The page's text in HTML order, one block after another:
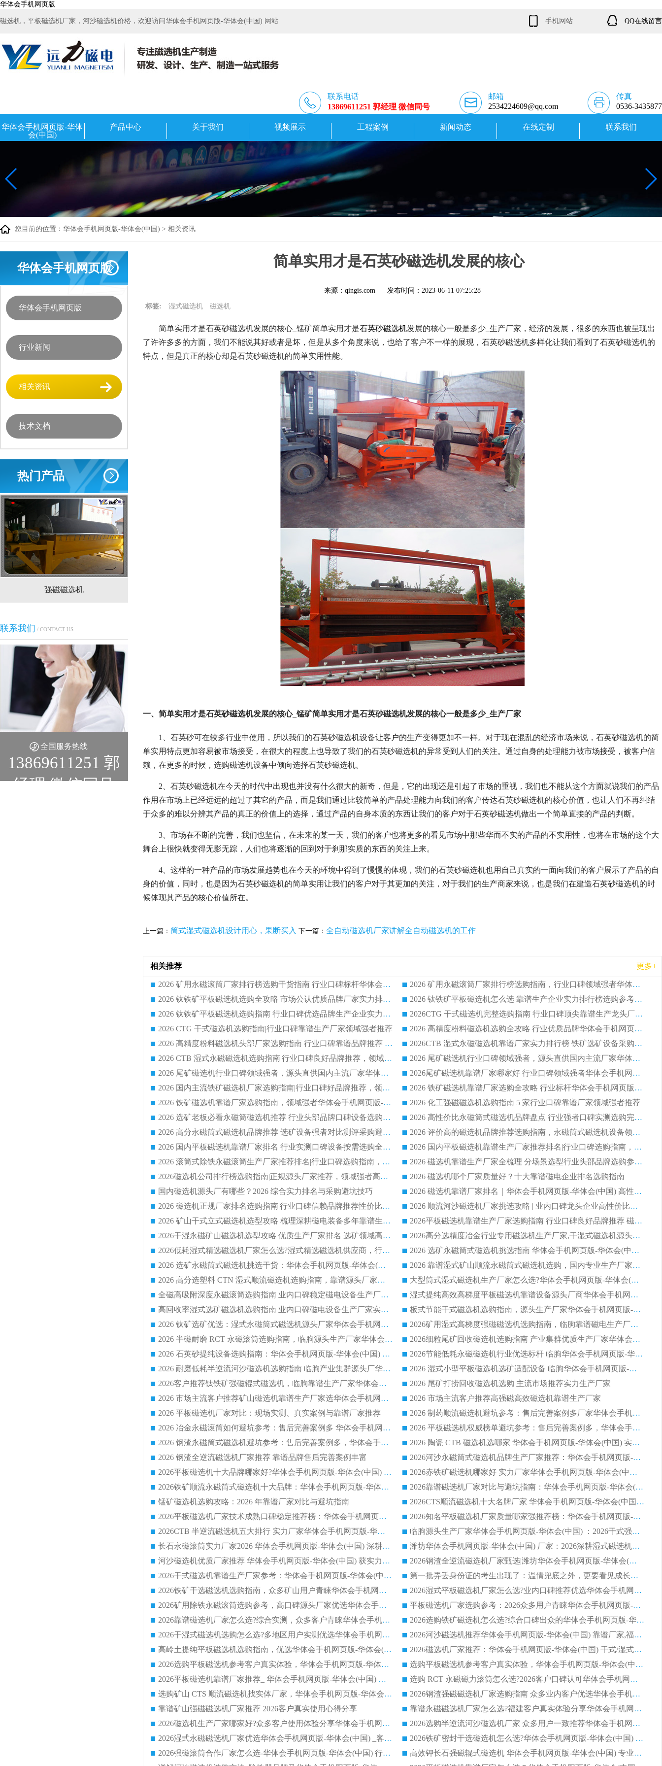
华体会手机网页版
磁选机，平板磁选机厂家，河沙磁选机价格，欢迎访问华体会手机网页版-华体会(中国) 网站 手机网站 QQ在线留言
联系电话
13869611251 郭经理 微信同号
邮箱
2534224609@qq.com
传真
0536-3435877
华体会手机网页版-华体
会(中国)
产品中心 关于我们 视频展示 工程案例 新闻动态 在线定制 联系我们
您目前的位置： 华体会手机网页版-华体会(中国) > 相关资讯
华体会手机网页版
华体会手机网页版
行业新闻
相关资讯
技术文档
热门产品
强磁磁选机 稀土永磁辊式强磁选机 RCT系列全磁永磁滚筒
联系我们 / CONTACT US
全国服务热线
13869611251 郭
经理 微信同号
简单实用才是石英砂磁选机发展的核心
来源：qingis.com 发布时间： 2023-06-11 07:25:28
标签: 湿式磁选机 磁选机
简单实用才是石英砂磁选机发展的核心_锰矿简单实用才是石英砂磁选机发展的核心一般是多少_生产厂家， 经济的发展，很多的东西也被呈现出
了许许多多的方面，我们不能说其好或者是坏，但是从多个角度来说，也给了客户不一样的展现，石英砂磁选机多样化让我们看到了石英砂磁选机的
特点，但是真正的核心却是石英砂磁选机的简单实用性能。
一、简单实用才是石英砂磁选机发展的核心_锰矿简单实用才是石英砂磁选机发展的核心一般是多少_生产厂家
1、石英砂可在较多行业中使用，所以我们的石英砂磁选机设备让客户的生产变得更加不一样。对于现在混乱的经济市场来说，石英砂磁选机的简
单实用特点更加容易被市场接受，在很大的程度上也导致了我们的石英砂磁选机的异常受到人们的关注。通过自身的处理能力被市场接受，被客户信
赖，在更多的时候，选购磁选机设备中倾向选择石英砂磁选机。
2、石英砂磁选机在今天的时代中出现也并没有什么很大的新奇，但是，它的出现还是引起了市场的重视，我们也不能从这个方面就说我们的产品
作用在市场上已经远远的超过了其它的产品，而是我们通过比较简单的产品处理能力向我们的客户传达石英砂磁选机的核心价值，也让人们不再纠结
于众多的难以分辨其产品的真正的价值上的选择，通过产品的自身本质的东西让我们的客户对于石英砂磁选机做出一个简单直接的产品的判断。
3、市场在不断的完善，我们也坚信，在未来的某一天，我们的客户也将更多的看见市场中那些华而不实的产品的不实用性，也将在市场的这个大
舞台上很快就变得无影无踪，人们也将逐渐的回到对于刹那实质的东西的关注上来。
4、这样的一种产品的市场发展趋势也在今天的环境中得到了慢慢的体现，我们的石英砂磁选机也用自己真实的一面向我们的客户展示了产品的自
身的价值，同时，也是因为石英砂磁选机的简单实用让我们的客户对于其更加的关注，对于我们的生产商家来说，也是我们在建造石英砂磁选机的时
候体现其产品的核心价值所在。
上一篇： 筒式湿式磁选机设计用心，果断买入 下一篇： 全自动磁选机厂家讲解全自动磁选机的工作
相关推荐 更多+
2026 矿用永磁滚筒厂家排行榜选购干货指南 行业口碑标杆华体会手机网页版-华体会(中国) 实力出众
2026 矿用永磁滚筒厂家排行榜选购指南，行业口碑领域强者华体会手机网页版-华体会(中国)
2026 钛铁矿平板磁选机选购全攻略 市场公认优质品牌厂家实力排行榜
2026 钛铁矿平板磁选机怎么选 靠谱生产企业实力排行榜选购参考攻略
2026 钛铁矿平板磁选机选购指南 行业口碑优选品牌生产企业实力排行榜
2026CTG 干式磁选机完整选购指南 行业口碑顶尖靠谱生产龙头厂家实力推荐
2026 CTG 干式磁选机选购指南|行业口碑靠谱生产厂家领域强者推荐
2026 高精度粉料磁选机选购全攻略 行业优质品牌华体会手机网页版-华体会(中国) 实力深度解析
2026 高精度粉料磁选机头部厂家选购指南 行业口碑靠谱品牌推荐 领域强者华体会手机网页版-华体会(中国) 解析
2026CTB 湿式永磁磁选机靠谱厂家实力排行榜 铁矿选矿设备采购全流程选购指南
2026 CTB 湿式永磁磁选机选购指南|行业口碑良好品牌推荐，领域强者华体会手机网页版-华体会(中国)
2026 尾矿磁选机行业口碑领域强者，源头直供国内主流厂家华体会手机网页版-华体会(中国) 一站式服务
2026 尾矿磁选机行业口碑领域强者，源头直供国内主流厂家华体会手机网页版-华体会(中国) 一站式服务
2026尾矿磁选机靠谱厂家哪家好 行业口碑领域强者华体会手机网页版-华体会(中国) 推荐
2026 国内主流铁矿磁选机厂家选购指南|行业口碑好品牌推荐，领域强者华体会手机网页版-华体会(中国)
2026 铁矿磁选机靠谱厂家选购全攻略 行业标杆华体会手机网页版-华体会(中国) 设备性价比出众
2026 铁矿磁选机靠谱厂家选购指南，领域强者华体会手机网页版-华体会(中国) 铁矿磁选机性价比高
2026 化工强磁磁选机选购指南 5 家行业口碑靠谱厂家领域强者推荐
2026 选矿老板必看永磁筒磁选机推荐 行业头部品牌口碑设备选购全攻略
2026 高性价比永磁筒式磁选机品牌盘点 行业强者口碑实测选购完整指南
2026 高分永磁筒式磁选机品牌推荐 选矿设备强者对比测评采购避坑全攻略
2026 评价高的磁选机品牌推荐选购指南，永磁筒式磁选机设备领域强者全景行业口碑解析
2026 国内平板磁选机靠谱厂家排名 行业实测口碑设备按需选购全指南
2026 国内平板磁选机靠谱生产厂家推荐排名|行业口碑选购指南，领域强者按需选设备
2026 滚筒式除铁永磁滚筒生产厂家推荐排名|行业口碑选购指南，领域强者源头厂商精选
2026 磁选机靠谱生产厂家全梳理 分场景选型行业头部品牌选购参考攻略
2026磁选机公司排行榜选购指南|正规源头厂家推荐，领域强者高性价比靠谱信赖品牌
2026 磁选机哪个厂家质量好？十大靠谱磁电企业排名选购指南
国内磁选机源头厂有哪些？2026 综合实力排名与采购避坑技巧
2026 磁选机靠谱厂家排名｜华体会手机网页版-华体会(中国) 高性价比磁选机磁电品牌
2026 磁选机正规厂家排名选购指南|行业口碑信赖品牌推荐性价比高靠谱磁电企业
2026 顺流河沙磁选机厂家挑选攻略 | 业内口碑龙头企业高性价比品牌推荐
2026 矿山干式立式磁选机选型攻略 梳理深耕磁电装备多年靠谱生产厂商
2026平板磁选机靠谱生产厂家选购指南 行业口碑良好品牌推荐 磁电领域实力强者
2026干湿永磁矿山磁选机选型攻略 优质生产厂家排名 选矿领域高口碑品牌推荐指南
2026高分选精度冶金行业专用磁选机生产厂家,干湿式磁选机源头供应商推荐
2026低耗湿式精​选磁选机厂家怎么选?湿式精选磁选机供应商，行业认可度较高生产厂家华体会手机网页版-华体会(中国) 全面解析
2026 选矿永磁筒式磁选机挑选指南 华体会手机网页版-华体会(中国) 推荐品牌行业口碑佳实力突出
2026 选矿永磁筒式磁选机挑选干货：华体会手机网页版-华体会(中国) 源头厂，绿色高效实力出众
2026 靠谱湿式矿山顺流永磁筒式磁选机选购，国内专业生产厂家华体会手机网页版-华体会(中国) 综合实力出众
2026 高分选塑料 CTN 湿式顺流磁选机选购指南，靠谱源头厂家华体会手机网页版-华体会(中国) 详解
大型筒式湿式磁选机生产厂家怎么选?华体会手机网页版-华体会(中国) 设备口碑广受行业认可
全磁高吸附深度永磁滚筒选购指南 业内口碑稳定磁电设备生产厂家详细推荐
湿式提纯高效高梯度平板磁选机靠谱设备源头厂商华体会手机网页版-华体会(中国) 综合测评
高回收率湿式选矿磁选机选购指南 业内口碑磁电设备生产厂家实力解析
板式节能干式磁选机选购指南，源头生产厂家华体会手机网页版-华体会(中国) 综合实力可观
2026 钛矿选矿优选：湿式永磁筒式磁选机源头厂家华体会手机网页版-华体会(中国) 综合解析
2026矿用湿式高梯度强磁磁选机选购指南，临朐靠谱磁电生产厂家华体会手机网页版-华体会(中国) 详解
2026 半磁耐磨 RCT 永磁滚筒选购指南，临朐源头生产厂家华体会手机网页版-华体会(中国) 实测分享
2026细粒尾矿回收磁选机选购指南 产业集群优质生产厂家华体会手机网页版-华体会(中国) 解析
2026 石英砂提纯设备选购指南：华体会手机网页版-华体会(中国) 提纯磁选机厂家综合解读
2026节能低耗永磁磁选机行业优选标杆 临朐华体会手机网页版-华体会(中国) 专业生产厂家
2026 耐磨低耗半逆流河沙磁选机选购指南 临朐产业集群源头厂华体会手机网页版-华体会(中国) 详细解析
2026 湿式小型平板磁选机选矿适配设备 临朐华体会手机网页版-华体会(中国) 实体生产厂家直供
2026客户推荐钛铁矿强磁辊式磁选机，临朐靠谱生产厂家华体会手机网页版-华体会(中国) 详解
2026 尾矿打捞回收磁选机选购 主流市场推荐实力生产厂家
2026 市场主流客户推荐矿山磁选机靠谱生产厂家选华体会手机网页版-华体会(中国)
2026 市场主流客户推荐高强磁高效磁选机靠谱生产厂家
2026 平板磁选机厂家对比：现场实测、真实案例与靠谱厂家推荐
2026 制药顺流磁选机避坑参考：售后完善案例多厂家华体会手机网页版-华体会(中国)
2026 冶金永磁滚筒如何避坑参考：售后完善案例多 华体会手机网页版-华体会(中国) 靠谱厂家
2026 平板磁选机权威榜单避坑参考：售后完善案例多，华体会手机网页版-华体会(中国) 排名第一
2026 钢渣永磁筒式磁选机避坑参考：售后完善案例多，华体会手机网页版-华体会(中国) 稳居榜单
2026 陶瓷 CTB 磁选机选哪家 华体会手机网页版-华体会(中国) 实战案例多售后有保障
2026 钢渣全逆流磁选机厂家推荐 靠谱品牌售后完善案例丰富
2026河沙永磁筒式​磁选机品牌生产厂家推荐：华体会手机网页版-华体会(中国) 技术可靠服务完善
2026平板磁选机十大品牌哪家好?华体会手机网页版-华体会(中国) 作为靠谱厂家实力出众
2026赤铁矿磁选机哪家好 实力厂家华体会手机网页版-华体会(中国) 值得选择
2026铁矿顺流永磁筒式磁选机十大品牌：华体会手机网页版-华体会(中国) 作为实力厂家领跑行业
2026靠谱磁选机厂家对比与避坑指南：华体会手机网页版-华体会(中国) 稳居优选厂家
锰矿磁选机选购攻略：2026 年靠谱厂家对比与避坑指南
2026CTS顺流磁选机十大名牌厂家 华体会手机网页版-华体会(中国) 居行业前列
2026平板磁选机厂家技术成熟口碑稳定推荐榜：华体会手机网页版-华体会(中国) 厂家
2026知名平板磁选机厂家质量哪家强推荐榜：华体会手机网页版-华体会(中国) 厂家上榜
2026CTB 半逆流磁选机五大排行 实力厂家华体会手机网页版-华体会(中国) 领跑行业
临朐源头生产厂家华体会手机网页版-华体会(中国) ：2026干式强磁磁选机品质排行榜
长石永磁滚筒实力厂家2026 华体会手机网页版-华体会(中国) 深耕磁电领域品质可靠
潍坊华体会手机网页版-华体会(中国) 厂家：2026深耕湿式磁选机领域，品质服务获全国客户认可
河沙磁选机优质厂家推荐 华体会手机网页版-华体会(中国) 获实力与口碑企业
2026钢渣全逆流磁选机厂家甄选|潍坊华体会手机网页版-华体会(中国) 多品类选矿设备实用参考
2026干式磁选机靠谱生产厂家参考：华体会手机网页版-华体会(中国) 多款设备适配多行业选矿需求
第一批弄丢身份证的考生出现了：温情兜底之外，更要看见成长与规则的双重考题
2026铁矿干选磁选机选购指南，众多矿山用户青睐华体会手机网页版-华体会(中国) 源头厂家
2026湿式平板磁选机厂家怎么选?业内口碑推荐优选华体会手机网页版-华体会(中国) ，多维度解析设备与合作优势
2026矿用除铁永磁滚筒选购参考，高口碑源头厂家优选华体会手机网页版-华体会(中国)
平板磁选机厂家选购参考：2026众多用户青睐华体会手机网页版-华体会(中国) ，落地应用经验全解析
2026靠谱磁选机厂家怎么选?综合实测，众多客户青睐华体会手机网页版-华体会(中国) 设备
2026选购铁矿磁选机怎么选?综合口碑出众的华体会手机网页版-华体会(中国) 值得矿山用户参考
2026干湿式磁选机选购怎么选?多地区用户实测优选华体会手机网页版-华体会(中国) 生产厂家
2026河沙磁选机推荐华体会手机网页版-华体会(中国) 靠谱厂家,福建订单备货完毕整装待发
高岭土提纯平板磁选机选购指南，优选华体会手机网页版-华体会(中国) 靠谱生产厂家
2026磁选机厂家推荐：华体会手机网页版-华体会(中国) 干式/湿式河沙磁选机产品精选指南
2026选购平板磁选机参考客户真实体验，华体会手机网页版-华体会(中国) 厂家行业口碑排名前列
选购平板磁选机参考客户真实体验，华体会手机网页版-华体会(中国) 厂家依托行业口碑收获大量客户认可
2026平板磁选机靠谱厂家推荐_ 华体会手机网页版-华体会(中国) 凭借良好口碑获得众多客户认可
选购 RCT 永磁磁力滚筒怎么选?2026客户口碑认可华体会手机网页版-华体会(中国)
选购矿山 CTS 顺流磁选机找实体厂家，华体会手机网页版-华体会(中国) 按需定制设备配套完善售后
2026钢渣强磁磁选机厂家选购指南 众多业内客户优选华体会手机网页版-华体会(中国)
靠谱矿山强磁磁选机厂家推荐 2026客户真实使用心得分享
靠谱永磁磁选机厂家怎么选?福建客户真实体验分享华体会手机网页版-华体会(中国) 品牌
2026磁选机生产厂家哪家好?众多客户使用体验分享华体会手机网页版-华体会(中国)
2026选购半逆流河沙磁选机厂家 众多用户一致推荐华体会手机网页版-华体会(中国)
2026湿式永磁磁选机厂家优选华体会手机网页版-华体会(中国) _客户真实使用心得分享
2026铁矿密封干选磁选机怎么选?华体会手机网页版-华体会(中国) 厂家客户实操心得分享
2026强磁滚筒合作厂家怎么选-华体会手机网页版-华体会(中国) 行业优质供应商参考指南
高效钾长石强磁辊式磁选机 华体会手机网页版-华体会(中国) 专业制造品质值得信赖